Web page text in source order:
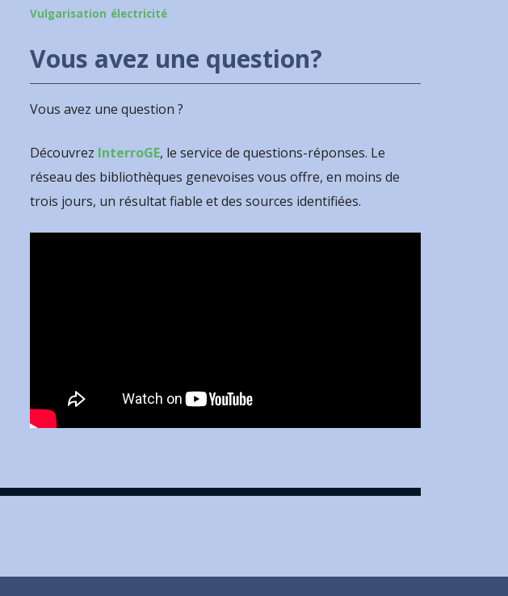
Vulgarisation électricité
Vous avez une question?
Vous avez une question ?
Découvrez InterroGE, le service de questions-réponses. Le
réseau des bibliothèques genevoises vous offre, en moins de
trois jours, un résultat fiable et des sources identifiées.